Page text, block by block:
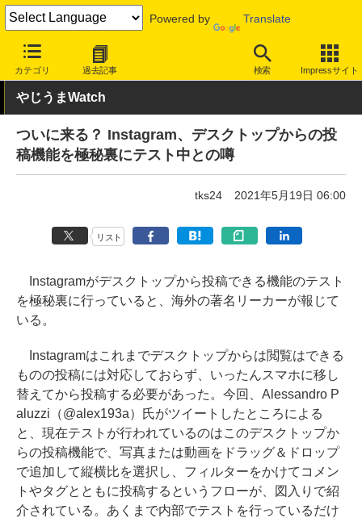
Powered by Translate
カテゴリ 過去記事 検索 Impressサイト
INTERNET Watch トピック
やじうまWatch
ついに来る？ Instagram、デスクトップからの投
稿機能を極秘裏にテスト中との噂
tks24 2021年5月19日 06:00
リスト
Instagramがデスクトップから投稿できる機能のテスト
を極秘裏に行っていると、海外の著名リーカーが報じて
いる。
Instagramはこれまでデスクトップからは閲覧はできる
ものの投稿には対応しておらず、いったんスマホに移し
替えてから投稿する必要があった。今回、Alessandro P
aluzzi（@alex193a）氏がツイートしたところによる
と、現在テストが行われているのはこのデスクトップか
らの投稿機能で、写真または動画をドラッグ＆ドロップ
で追加して縦横比を選択し、フィルターをかけてコメン
トやタグとともに投稿するというフローが、図入りで紹
介されている。あくまで内部でテストを行っているだけ